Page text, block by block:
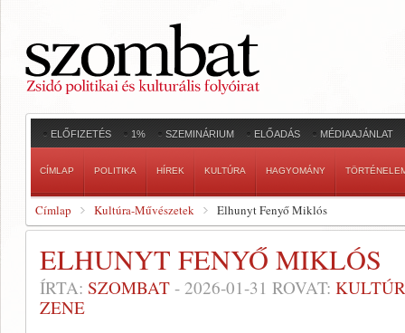
ELŐFIZETÉS 1% SZEMINÁRIUM ELŐADÁS MÉDIAAJÁNLAT
CÍMLAP POLITIKA HÍREK KULTÚRA HAGYOMÁNY
Címlap Kultúra-Művészetek Elhunyt Fenyő Miklós
ELHUNYT FENYŐ MIKLÓS
ÍRTA: SZOMBAT - 2026-01-31 ROVAT:
ZENE